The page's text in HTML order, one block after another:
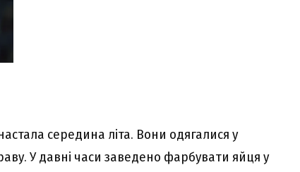
середина літа. Вони одягалися у
У давні часи заведено фарбувати яйця у